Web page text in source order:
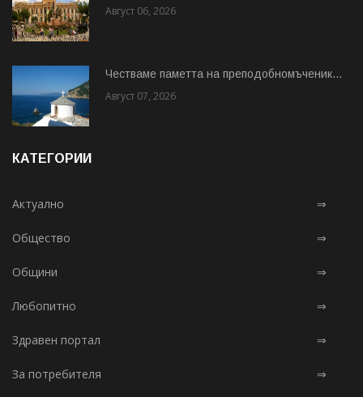
Август 06, 2026
Честваме паметта на преподобномъченик...
Август 07, 2026
КАТЕГОРИИ
Актуално ⇒
Общество ⇒
Общини ⇒
Любопитно ⇒
Здравен портал ⇒
За потребителя ⇒